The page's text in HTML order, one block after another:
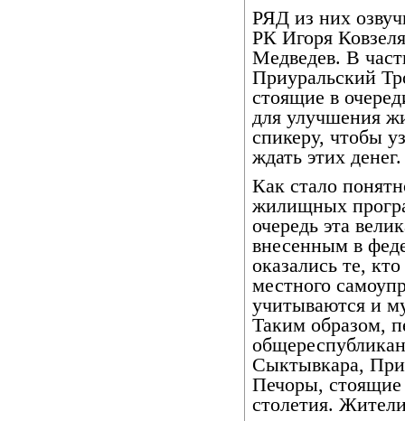
РЯД из них
РК Игоря
Медведев. В
Приуральский
стоящие в
для улучшения
спикеру, чтобы
ждать этих денег.
Как стало
жилищных
очередь эта
внесенным в
оказались те,
местного
учитываются и
Таким образом,
Сыктывкара,
Печоры, стоящие
столетия.